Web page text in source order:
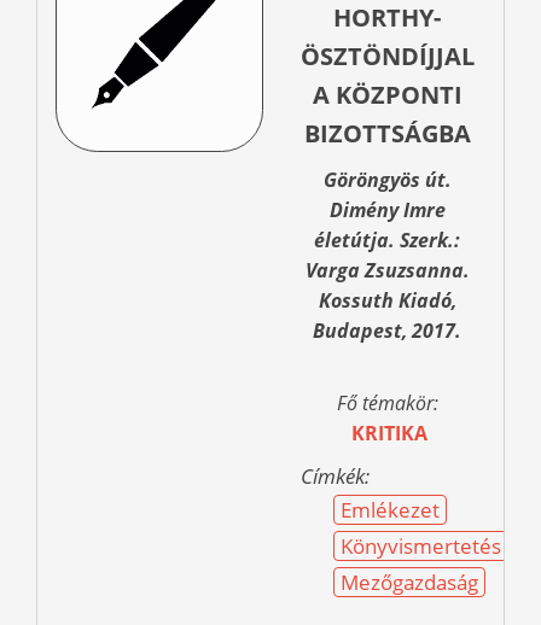
HORTHY-
ÖSZTÖNDÍJJAL
A KÖZPONTI
BIZOTTSÁGBA
Göröngyös út.
Dimény Imre
életútja. Szerk.:
Varga Zsuzsanna.
Kossuth Kiadó,
Budapest, 2017.
Fő témakör:
KRITIKA
Címkék:
Emlékezet
Könyvismertetés
Mezőgazdaság